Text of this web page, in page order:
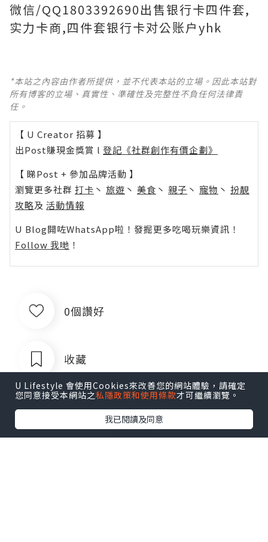
微信/QQ1803392690出售银行卡四件套,
实力卡商,四件套银行卡对公账户yhk
*本站之內容由作者所提供，並不代表本站的立場。因此本站對
所有博客的立場、真實性、準確性及完整性不負任何法律責
任。
【 U Creator 招募 】
出Post賺現金獎賞 l 登記《社群創作有價企劃》
【 睇Post + 參加品牌活動 】
瀏覽更多社群 打卡 丶 旅遊 丶 美食 丶 親子 丶 寵物 丶 扮靚
攻略及 活動情報
U Blog開咗WhatsApp啦！發掘更多吃喝玩樂資訊！
Follow 我哋 ！
0個讚好
收藏
U Lifestyle 會使用Cookies來改善您的網站體驗，請確定
您同意接受本網站之私隱政策和使用條款才可繼續瀏覽。
我已閱讀及同意